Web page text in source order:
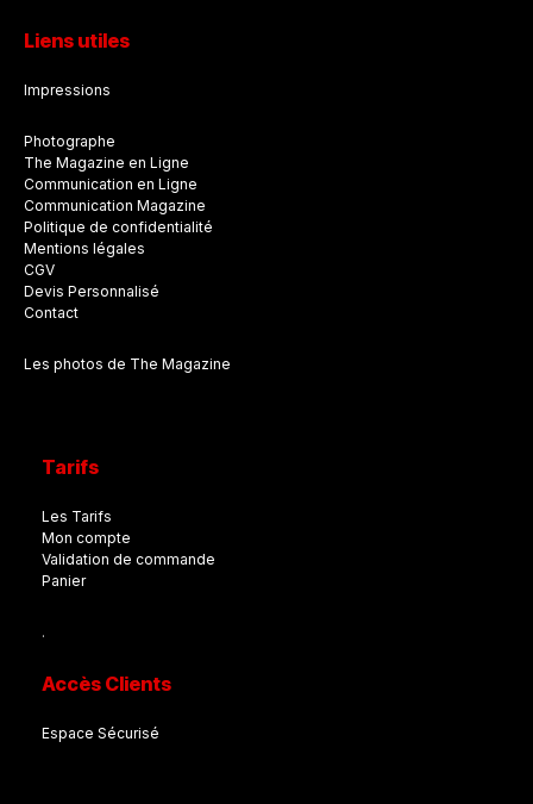
Liens utiles
Impressions
Photographe
The Magazine en Ligne
Communication en Ligne
Communication Magazine
Politique de confidentialité
Mentions légales
CGV
Devis Personnalisé
Contact
Les photos de The Magazine
Tarifs
Les Tarifs
Mon compte
Validation de commande
Panier
.
Accès Clients
Espace Sécurisé